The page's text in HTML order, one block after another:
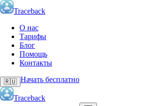
Traceback
О нас
Тарифы
Блог
Помощь
Контакты
🇷🇺 Начать бесплатно
Traceback